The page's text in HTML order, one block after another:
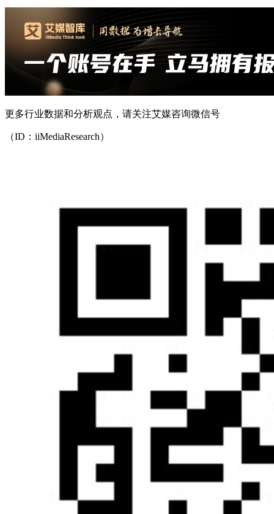
更多行业数据和分析观点，请关注艾媒咨询微信号
（ID：iiMediaResearch）